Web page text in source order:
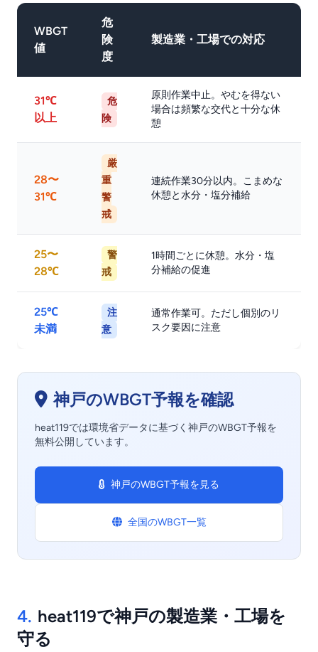
WBGT
値
危
険
度
製造業・工場での対応
31℃
以上
危
険
原則作業中止。やむを得ない
場合は頻繁な交代と十分な休
憩
28〜
31℃
厳
重
警
戒
連続作業30分以内。こまめな
休憩と水分・塩分補給
25〜
28℃
警
戒
1時間ごとに休憩。水分・塩
分補給の促進
25℃
未満
注
意
通常作業可。ただし個別のリ
スク要因に注意
神戸のWBGT予報を確認
heat119では環境省データに基づく神戸のWBGT予報を
無料公開しています。
神戸のWBGT予報を見る
全国のWBGT一覧
4. heat119で神戸の製造業・工場を
守る